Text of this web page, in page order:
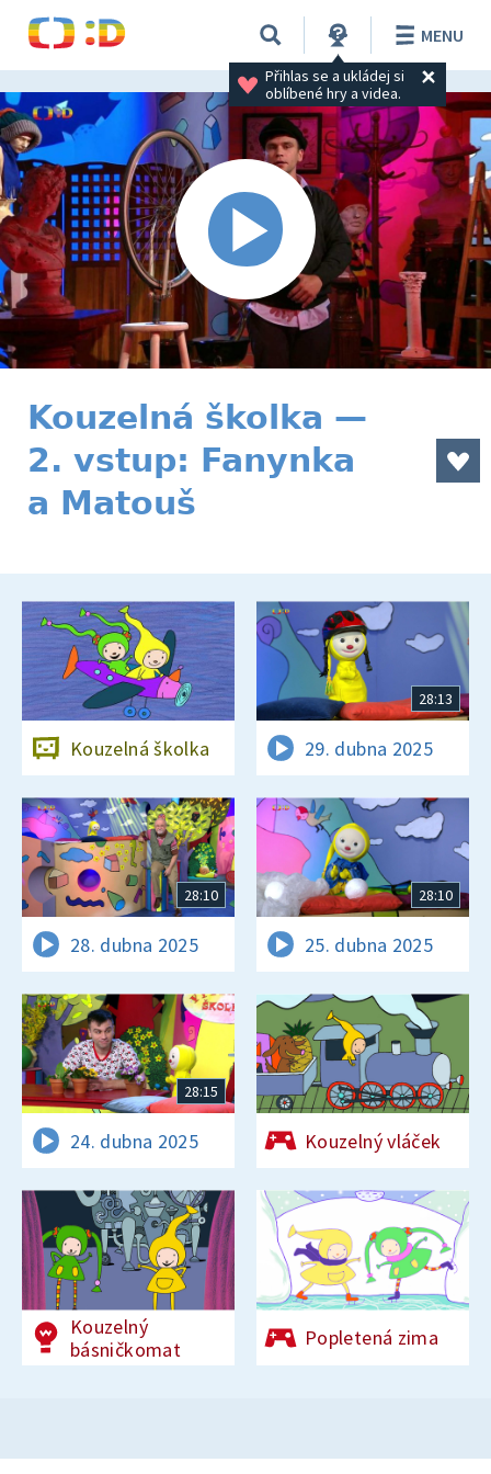
Přihlas se a ukládej si
oblíbené hry a videa.
MENU
Kouzelná školka —
2. vstup: Fanynka
a Matouš
Kouzelná školka
28:13
29. dubna 2025
28:10
28. dubna 2025
28:10
25. dubna 2025
28:15
24. dubna 2025 Kouzelný vláček
Kouzelný
básničkomat
Popletená zima